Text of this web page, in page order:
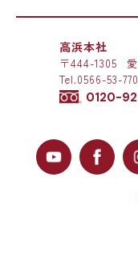
高浜本社
〒444-1305
Tel.0566-53-
0120-